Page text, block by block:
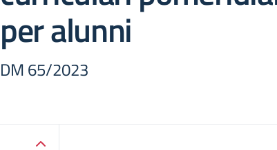
per alunni
DM 65/2023